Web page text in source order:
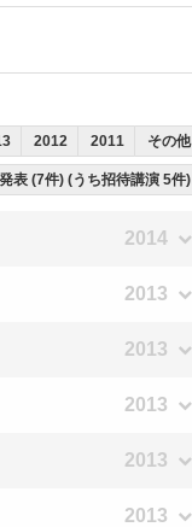
2012 2011 その他
表 (7件) (うち招待講演 5件)
2014
2013
2013
2013
2013
2013